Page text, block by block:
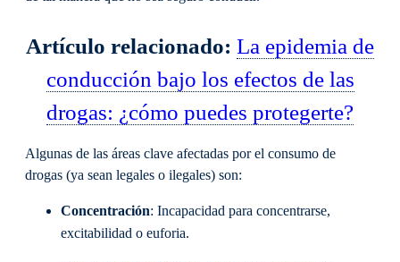
Artículo relacionado: La epidemia de
conducción bajo los efectos de las
drogas: ¿cómo puedes protegerte?
Algunas de las áreas clave afectadas por el consumo de
drogas (ya sean legales o ilegales) son:
Concentración: Incapacidad para concentrarse,
excitabilidad o euforia.